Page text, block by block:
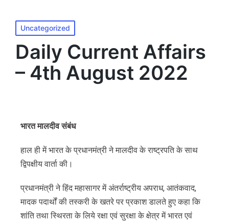
Uncategorized
Daily Current Affairs
– 4th August 2022
भारत मालदीव संबंध
हाल ही में भारत के प्रधानमंत्री ने मालदीव के राष्ट्रपति के साथ
द्विपक्षीय वार्ता की।
प्रधानमंत्री ने हिंद महासागर में अंतर्राष्ट्रीय अपराध, आतंकवाद,
मादक पदार्थों की तस्करी के खतरे पर प्रकाश डालते हुए कहा कि
शांति तथा स्थिरता के लिये रक्षा एवं सुरक्षा के क्षेत्र में भारत एवं